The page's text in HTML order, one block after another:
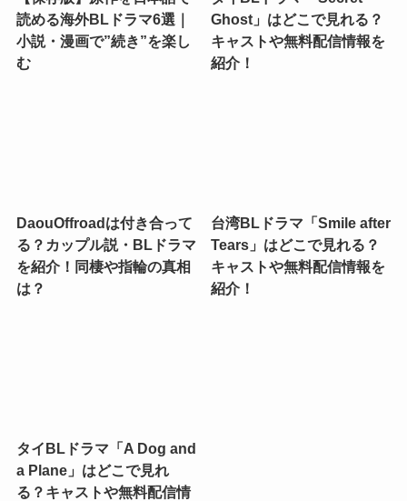
読める海外BLドラマ6選｜
小説・漫画で”続き”を楽し
む
Ghost」はどこで見れる？
キャストや無料配信情報を
紹介！
DaouOffroadは付き合って
る？カップル説・BLドラマ
を紹介！同棲や指輪の真相
は？
台湾BLドラマ「Smile after
Tears」はどこで見れる？
キャストや無料配信情報を
紹介！
タイBLドラマ「A Dog and
a Plane」はどこで見れ
る？キャストや無料配信情